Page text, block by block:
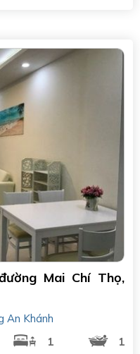
Mai Chí Thọ,
An Khánh
1
1